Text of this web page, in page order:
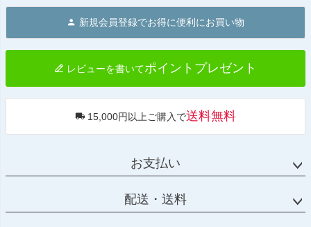
へ
新規会員登録でお得に便利にお買い物
レビューを書いてポイントプレゼント
15,000円以上ご購入で送料無料
お支払い
配送・送料